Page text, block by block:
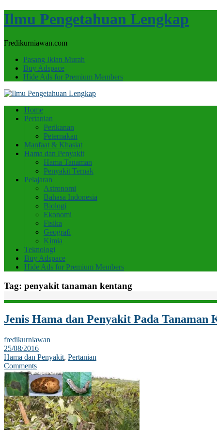
Ilmu Pengetahuan Lengkap
Fredikurniawan.com
Pasang Iklan Murah
Buy Adspace
Hide Ads for Premium Members
Home
Pertanian
Perikanan
Peternakan
Manfaat & Khasiat
Hama dan Penyakit
Hama Tanaman
Penyakit Ternak
Pelajaran
Astronomi
Bahasa Indonesia
Biologi
Ekonomi
Fisika
Geografi
Kimia
Teknologi
Buy Adspace
Hide Ads for Premium Members
Tag: penyakit tanaman kentang
Jenis Hama dan Penyakit Pada Tanaman
fredikurniawan
25/08/2016
Hama dan Penyakit, Pertanian
Comments